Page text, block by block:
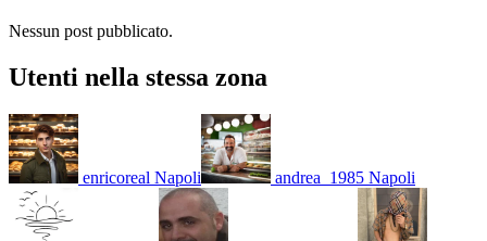
Nessun post pubblicato.
Utenti nella stessa zona
enricoreal Napoli andrea_1985 Napoli